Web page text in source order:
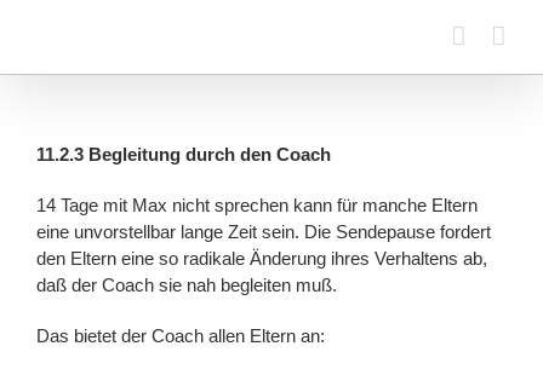
11.2.3 Begleitung durch den Coach
14 Tage mit Max nicht sprechen kann für manche Eltern
eine unvorstellbar lange Zeit sein. Die Sendepause fordert
den Eltern eine so radikale Änderung ihres Verhaltens ab,
daß der Coach sie nah begleiten muß.
Das bietet der Coach allen Eltern an: